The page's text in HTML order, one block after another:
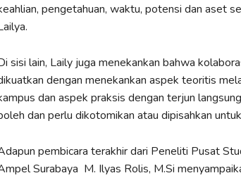
pengetahuan, waktu, potensi dan aset
sisi lain, Laily juga menekankan bahwa
dengan menekankan aspek teoritis
dan aspek praksis dengan terjun
dan perlu dikotomikan atau dipisahkan
pembicara terakhir dari Peneliti Pusat
Surabaya M. Ilyas Rolis, M.Si